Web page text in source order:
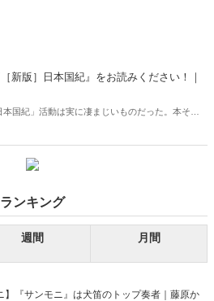
新版］日本国紀』をお読みください！｜
国紀」活動は実に凄まじいものだった。本その
アンチ」勢のなかに、与野党の国会議員が混じっ
。月刊『Hanada』の大人気連載「香論乙駁」
ランキング
週間 月間
】『サンモニ』は犬笛のトップ奏者｜藤原か